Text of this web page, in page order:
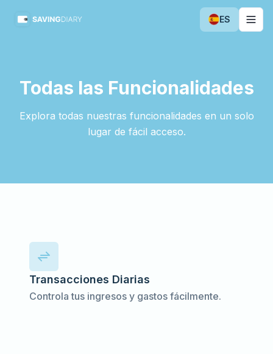
ES
Todas las Funcionalidades
Explora todas nuestras funcionalidades en un solo
lugar de fácil acceso.
Transacciones Diarias
Controla tus ingresos y gastos fácilmente.